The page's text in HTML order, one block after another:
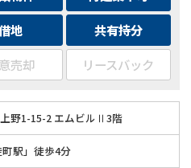
地
共有持分
売却 リースバック
野1-15-2 エムビルⅡ3階
駅」徒歩4分